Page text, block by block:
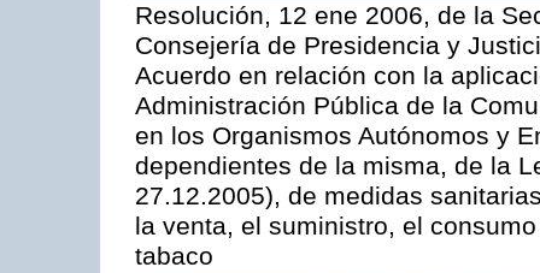
Resolución, 12 ene 2006, de la
Consejería de Presidencia y
Acuerdo en relación con la
Administración Pública de la
en los Organismos Autónomos y
dependientes de la misma, de la
27.12.2005), de medidas
la venta, el suministro, el
tabaco